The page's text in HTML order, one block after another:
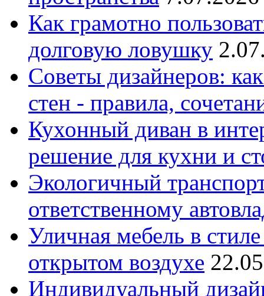
Как грамотно
долговую ловушку
Советы дизайнеров:
стен - правила,
Кухонный диван в
решение для кухни и
Экологичный
ответственному
Уличная мебель в
открытом воздухе
Индивидуальный